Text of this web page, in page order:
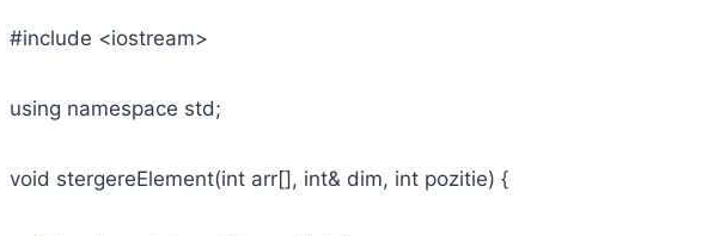
#include <iostream>
using namespace std;
void stergereElement(int arr[], int& dim, int pozitie) {